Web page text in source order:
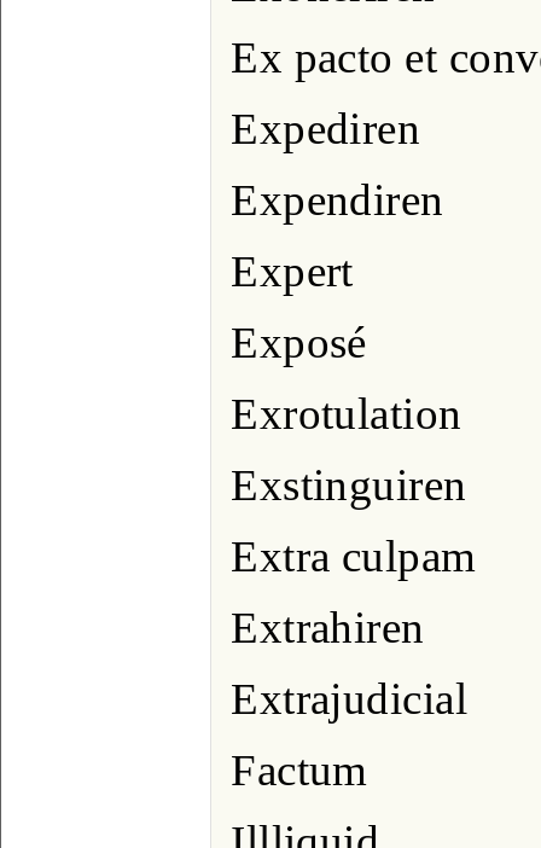
Ex pacto et
Expediren
Expendiren
Expert
Exposé
Exrotulation
Exstinguiren
Extra culpam
Extrahiren
Extrajudicial
Factum